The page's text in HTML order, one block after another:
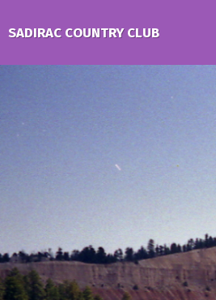
SADIRAC COUNTRY CLUB